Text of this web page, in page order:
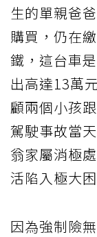
生的單親爸
購買，仍在
鐵，這台車
出高達13萬
顧兩個小孩
駕駛事故當
翁家屬消極
活陷入極大
因為強制險